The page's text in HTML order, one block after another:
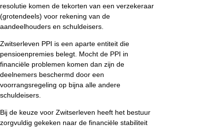
resolutie komen de tekorten van een verzekeraar
(grotendeels) voor rekening van de
aandeelhouders en schuldeisers.
Zwitserleven PPI is een aparte entiteit die
pensioenpremies belegt. Mocht de PPI in
financiële problemen komen dan zijn de
deelnemers beschermd door een
voorrangsregeling op bijna alle andere
schuldeisers.
Bij de keuze voor Zwitserleven heeft het bestuur
zorgvuldig gekeken naar de financiële stabiliteit